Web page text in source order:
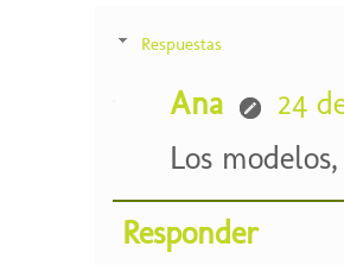
Respuestas
Ana
24
Los
Responder